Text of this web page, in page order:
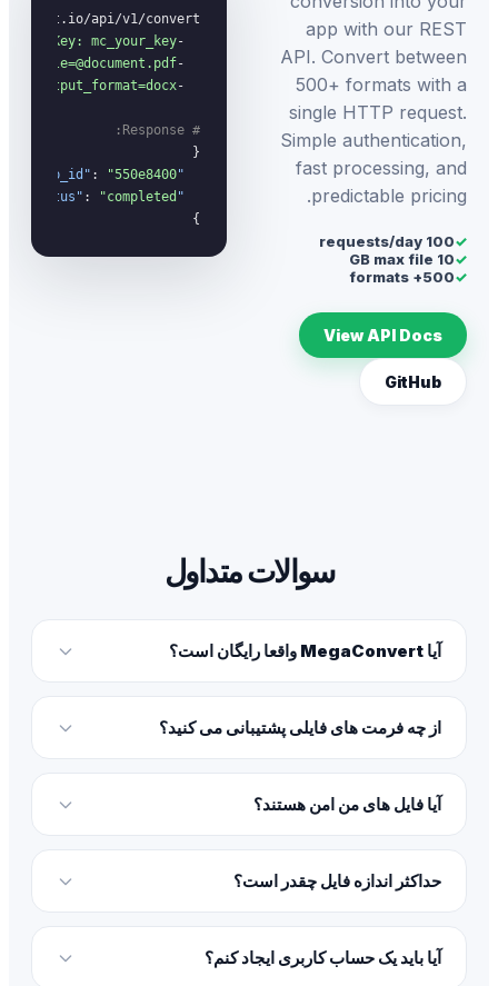
app with our REST
API. Convert between
500+ formats with a
single HTTP request.
Simple authentication,
fast processing, and
predictable pricing.
✓
100 requests/day
✓
10 GB max file
✓
500+ formats
View API Docs
GitHub
  -H
API-Key: mc_your_key"
  -F
"file=@document.pdf"
  -F
"output_format=docx"
# Response:
"job_id"
:
"550e8400-..."
"status"
:
"completed"
}
سوالات متداول
آیا MegaConvert واقعا رایگان است؟
از چه فرمت های فایلی پشتیبانی می کنید؟
آیا فایل های من امن هستند؟
حداکثر اندازه فایل چقدر است؟
آیا باید یک حساب کاربری ایجاد کنم؟